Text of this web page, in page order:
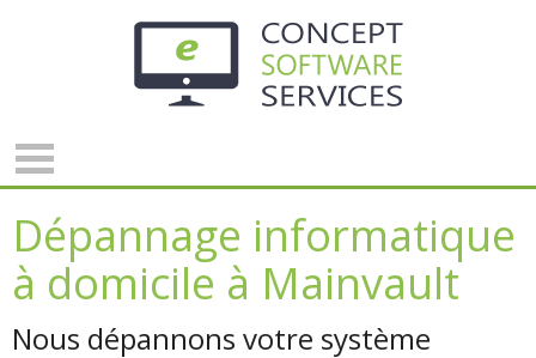
Dépannage informatique
à domicile à Mainvault
Nous dépannons votre système